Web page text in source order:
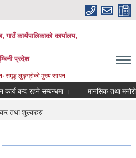
गाउँ कार्यपालिकाको कार्यालय,
प्रदेश
समृद्ध लुङ्ग्रीको मुख्य साधन
बन्द रहने सम्बन्धमा । मानसिक तथा
तथा शुल्कहरु